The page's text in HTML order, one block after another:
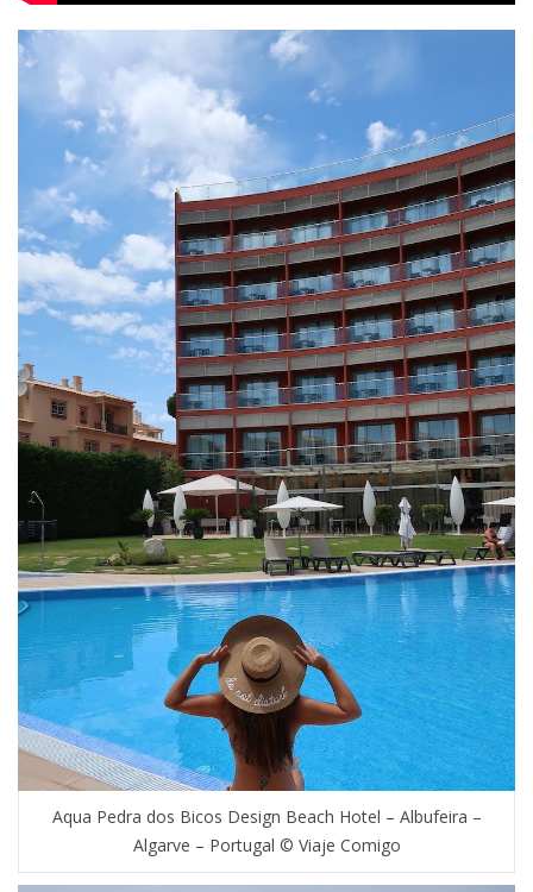
Aqua Pedra dos Bicos Design Beach Hotel – Albufeira –
Algarve – Portugal © Viaje Comigo